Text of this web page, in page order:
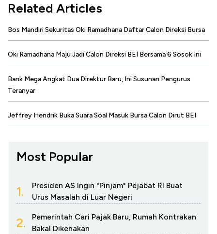
Related Articles
Bos Mandiri Sekuritas Oki Ramadhana Daftar Calon Direksi Bursa
Oki Ramadhana Maju Jadi Calon Direksi BEI Bersama 6 Sosok Ini
Bank Mega Angkat Dua Direktur Baru, Ini Susunan Pengurus
Teranyar
Jeffrey Hendrik Buka Suara Soal Masuk Bursa Calon Dirut BEI
Most Popular
1.
Presiden AS Ingin "Pinjam" Pejabat RI Buat
Urus Masalah di Luar Negeri
2.
Pemerintah Cari Pajak Baru, Rumah Kontrakan
Bakal Dikenakan